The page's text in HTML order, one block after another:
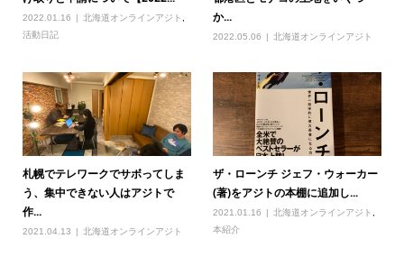
2022.01.16 北海道オンラインアジト
活動日記
か...
2022.05.06 北海道オンラインアジト
札幌でテレワークでサボってしま
う、集中できない人はアジトで
作...
2021.04.13 北海道オンラインアジト
ザ・ローンチ ジェフ・ウォーカー
(著)をアジトの本棚に追加し...
2021.01.16 北海道オンラインアジト
本紹介